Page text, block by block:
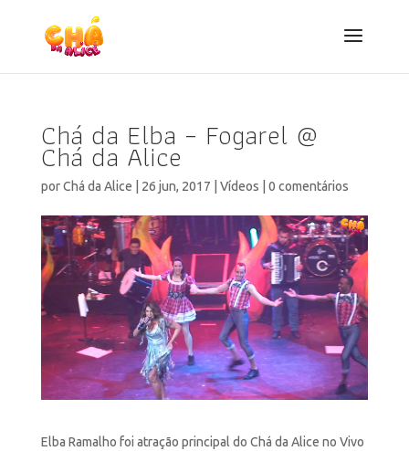
Chá da Elba – Fogarel @
Chá da Alice
porChá da Alice 26 jun, 2017 Vídeos 0 comentários
Elba Ramalho foi atração principal do Chá da Alice no Vivo